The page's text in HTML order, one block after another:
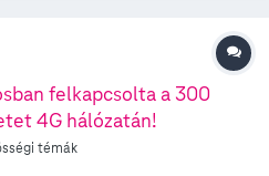
hálózatának elméleti maximum
Balatonfüred, Balatonkenese,
újabb bázisállomáson bekapcsolja a
mobilinternet technológiát. A
terjedésének és a videófogyasztás
felkapcsolta a 300
4G hálózatán!
témák